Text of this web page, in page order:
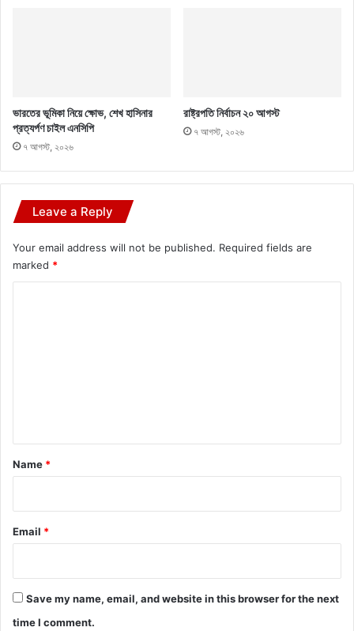
ভারতের ভূমিকা নিয়ে ক্ষোভ, শেখ হাসিনার
প্রত্যর্পণ চাইল এনসিপি
৭ আগস্ট, ২০২৬
রাষ্ট্রপতি নির্বাচন ২০ আগস্ট
৭ আগস্ট, ২০২৬
Leave a Reply
Your email address will not be published. Required fields are
marked *
*
Name *
Email *
Save my name, email, and website in this browser for the next
time I comment.